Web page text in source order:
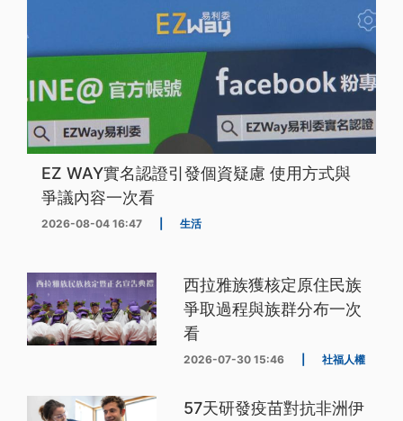
EZ WAY實名認證引發個資疑慮 使用方式與
爭議內容一次看
2026-08-04 16:47 生活
西拉雅族獲核定原住民族
爭取過程與族群分布一次
看
2026-07-30 15:46 社福人權
57天研發疫苗對抗非洲伊